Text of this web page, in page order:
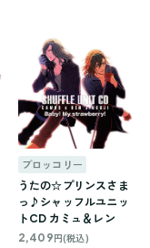
ブロッコリー
うたの☆プリンスさま
っ♪シャッフルユニッ
トCD カミュ＆レン
2,409円(税込)